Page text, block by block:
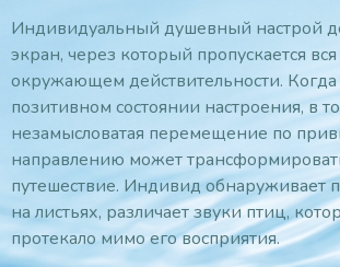
Индивидуальный душевный настрой
экран, через который пропускается
окружающем действительности.
позитивном состоянии настроения, в
незамысловатая перемещение по
направлению может
путешествие. Индивид обнаруживает
на листьях, различает звуки птиц,
протекало мимо его восприятия.